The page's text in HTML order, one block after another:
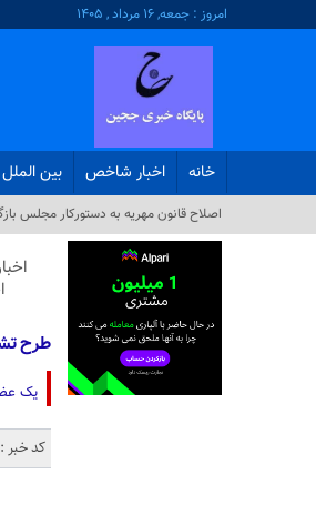
امروز : جمعه, ۱۶ مرداد , ۱۴۰۵
خانه اخبار شاخص بین الملل
اصلاح قانون مهریه به دستورکار مجلس
طرح
یک
کد خبر : 131595